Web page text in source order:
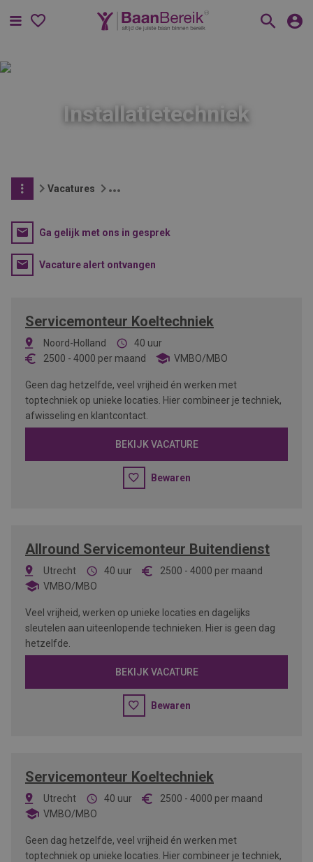
Menu
Installatietechniek
Vacatures
Ga gelijk met ons in gesprek
Vacature alert ontvangen
Servicemonteur Koeltechniek
Noord-Holland
40 uur
2500 - 4000 per maand VMBO/MBO
Geen dag hetzelfde, veel vrijheid én werken met
toptechniek op unieke locaties. Hier combineer je techniek,
afwisseling en klantcontact.
BEKIJK VACATURE
Bewaren
Allround Servicemonteur Buitendienst
Utrecht 40 uur 2500 - 4000 per maand
VMBO/MBO
Veel vrijheid, werken op unieke locaties en dagelijks
sleutelen aan uiteenlopende technieken. Hier is geen dag
hetzelfde.
BEKIJK VACATURE
Bewaren
Servicemonteur Koeltechniek
Utrecht 40 uur 2500 - 4000 per maand
VMBO/MBO
Geen dag hetzelfde, veel vrijheid én werken met
toptechniek op unieke locaties. Hier combineer je techniek,